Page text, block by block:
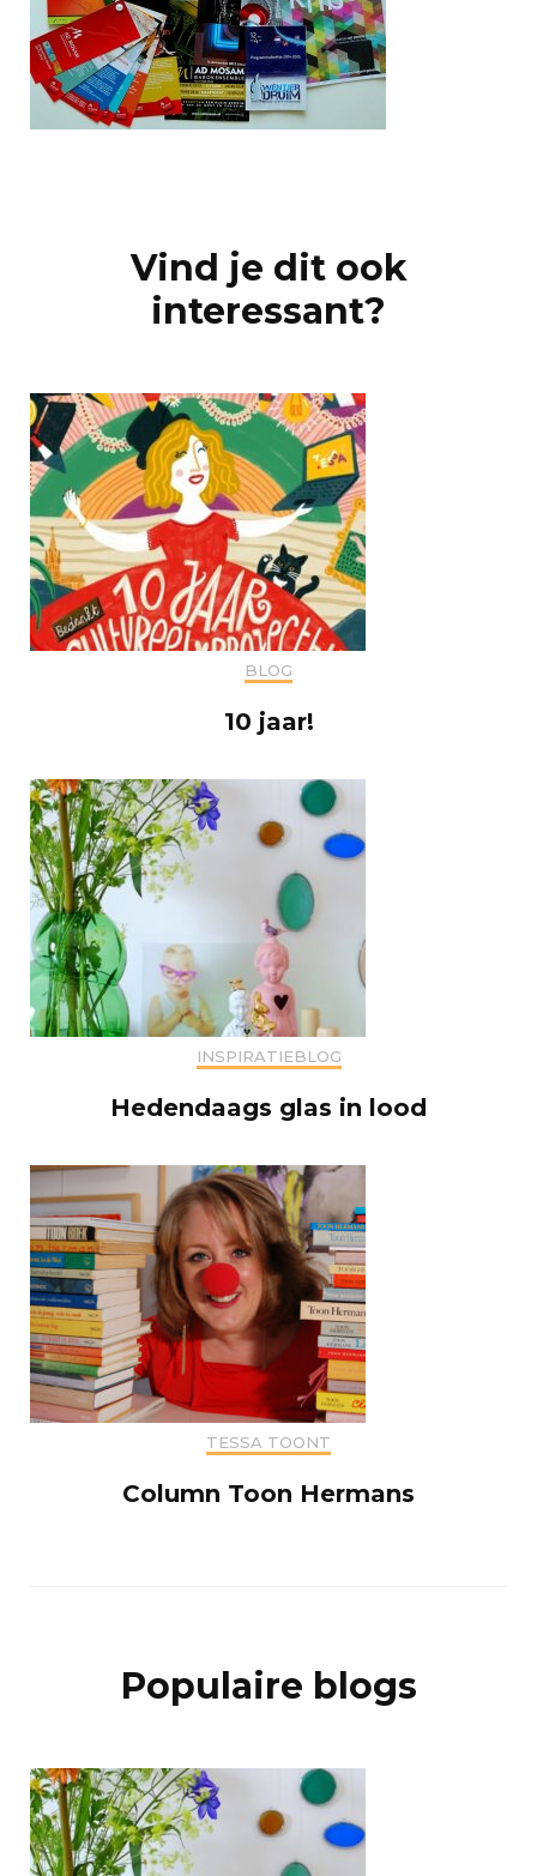
NavigationVind je dit ook
interessant?
BLOG
10 jaar!
INSPIRATIEBLOG
Hedendaags glas in lood
TESSA TOONT
Column Toon Hermans
Populaire blogs